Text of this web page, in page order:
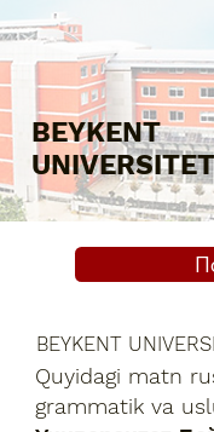
BEYKENT
BEYKENT
Quyidagi matn
grammatik va